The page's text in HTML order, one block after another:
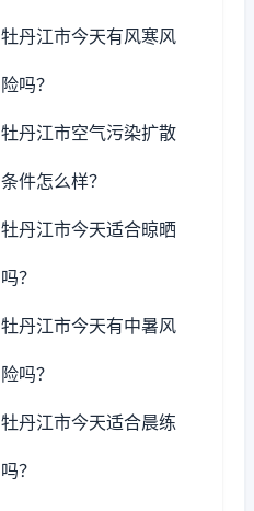
牡丹江市今天有风寒风
险吗？
牡丹江市空气污染扩散
条件怎么样？
牡丹江市今天适合晾晒
吗？
牡丹江市今天有中暑风
险吗？
牡丹江市今天适合晨练
吗？